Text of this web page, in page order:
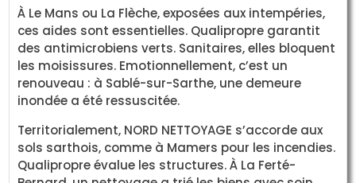
À Le Mans ou La Flèche, exposées aux intempéries,
ces aides sont essentielles. Qualipropre garantit
des antimicrobiens verts. Sanitaires, elles bloquent
les moisissures. Emotionnellement, c’est un
renouveau : à Sablé-sur-Sarthe, une demeure
inondée a été ressuscitée.
Territorialement, NORD NETTOYAGE s’accorde aux
sols sarthois, comme à Mamers pour les incendies.
Qualipropre évalue les structures. À La Ferté-